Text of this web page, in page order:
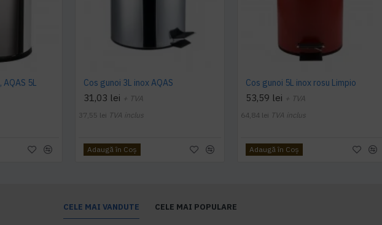
AQAS 5L Cos gunoi 3L inox AQAS
31,03 lei + TVA
37,55 lei TVA inclus
Adaugă în Coş
Cos gunoi 5L inox rosu Limpio
53,59 lei + TVA
64,84 lei TVA inclus
Adaugă în Coş
CELE MAI VANDUTE CELE MAI POPULARE